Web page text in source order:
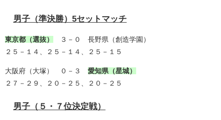
男子（準決勝）5セットマッチ
東京都（選抜）
３－０ 長野県（創造学園）
２５－１４、２５－１４、２５－１５
大阪府（大塚） ０－３ 愛知県（星城）
２７－２９、２０－２５、２０－２５
男子（５・７位決定戦）